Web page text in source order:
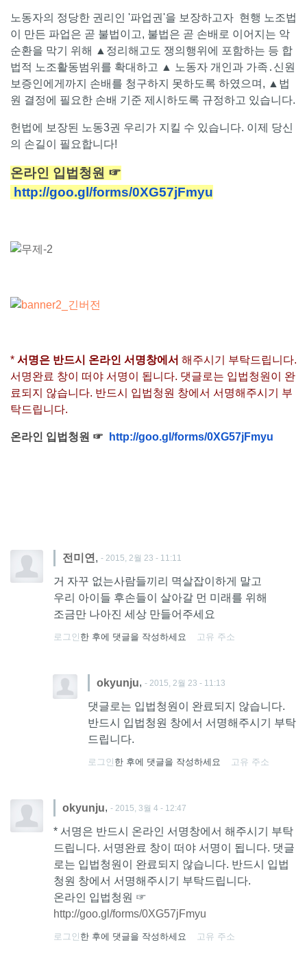
노동자의 정당한 권리인 '파업권'을 보장하고자 현행 노조법
이 만든 파업은 곧 불법이고, 불법은 곧 손배로 이어지는 악
순환을 막기 위해 ▲정리해고도 쟁의행위에 포함하는 등 합
법적 노조활동범위를 확대하고 ▲ 노동자 개인과 가족․신원
보증인에게까지 손배를 청구하지 못하도록 하였으며, ▲법
원 결정에 필요한 손배 기준 제시하도록 규정하고 있습니다.
헌법에 보장된 노동3권 우리가 지킬 수 있습니다. 이제 당신
의 손길이 필요합니다!
온라인 입법청원 ☞
http://goo.gl/forms/0XG57jFmyu
* 서명은 반드시 온라인 서명창에서 해주시기 부탁드립니다.
서명완료 창이 떠야 서명이 됩니다. 댓글로는 입법청원이 완
료되지 않습니다. 반드시 입법청원 창에서 서명해주시기 부
탁드립니다.
온라인 입법청원 ☞ http://goo.gl/forms/0XG57jFmyu
전미연 , - 2015, 2월 23 - 11:11
거 자꾸 없는사람들끼리 멱살잡이하게 말고
우리 아이들 후손들이 살아갈 먼 미래를 위해
조금만 나아진 세상 만들어주세요
로그인 한 후에 댓글을 작성하세요 고유 주소
okyunju, - 2015, 2월 23 - 11:13
댓글로는 입법청원이 완료되지 않습니다.
반드시 입법청원 창에서 서명해주시기 부탁
드립니다.
로그인 한 후에 댓글을 작성하세요 고유 주소
okyunju, - 2015, 3월 4 - 12:47
* 서명은 반드시 온라인 서명창에서 해주시기 부탁
드립니다. 서명완료 창이 떠야 서명이 됩니다. 댓글
로는 입법청원이 완료되지 않습니다. 반드시 입법
청원 창에서 서명해주시기 부탁드립니다.
온라인 입법청원 ☞
http://goo.gl/forms/0XG57jFmyu
로그인 한 후에 댓글을 작성하세요 고유 주소